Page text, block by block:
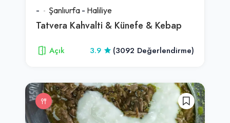
- Şanlıurfa - Haliliye
Tatvera Kahvalti & Künefe & Kebap
Açık 3.9 (3092 Değerlendirme)